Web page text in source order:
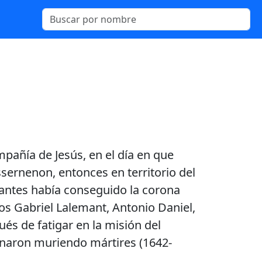
de Jesús, en el día en que
entonces en territorio del
había conseguido la corona
Gabriel Lalemant, Antonio Daniel,
de fatigar en la misión del
muriendo mártires (1642-